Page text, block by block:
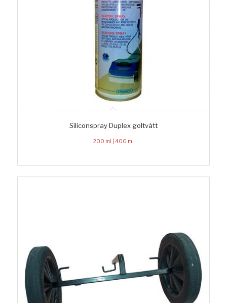
Siliconspray Duplex goltvätt
200 ml | 400 ml